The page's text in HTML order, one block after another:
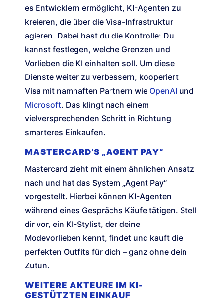
es Entwicklern ermöglicht, KI-Agenten zu
kreieren, die über die Visa-Infrastruktur
agieren. Dabei hast du die Kontrolle: Du
kannst festlegen, welche Grenzen und
Vorlieben die KI einhalten soll. Um diese
Dienste weiter zu verbessern, kooperiert
Visa mit namhaften Partnern wie OpenAI und
Microsoft. Das klingt nach einem
vielversprechenden Schritt in Richtung
smarteres Einkaufen.
MASTERCARD’S „AGENT PAY“
Mastercard zieht mit einem ähnlichen Ansatz
nach und hat das System „Agent Pay“
vorgestellt. Hierbei können KI-Agenten
während eines Gesprächs Käufe tätigen. Stell
dir vor, ein KI-Stylist, der deine
Modevorlieben kennt, findet und kauft die
perfekten Outfits für dich – ganz ohne dein
Zutun.
WEITERE AKTEURE IM KI-
GESTÜTZTEN EINKAUF